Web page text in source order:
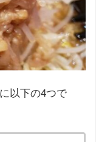
以下の4つで